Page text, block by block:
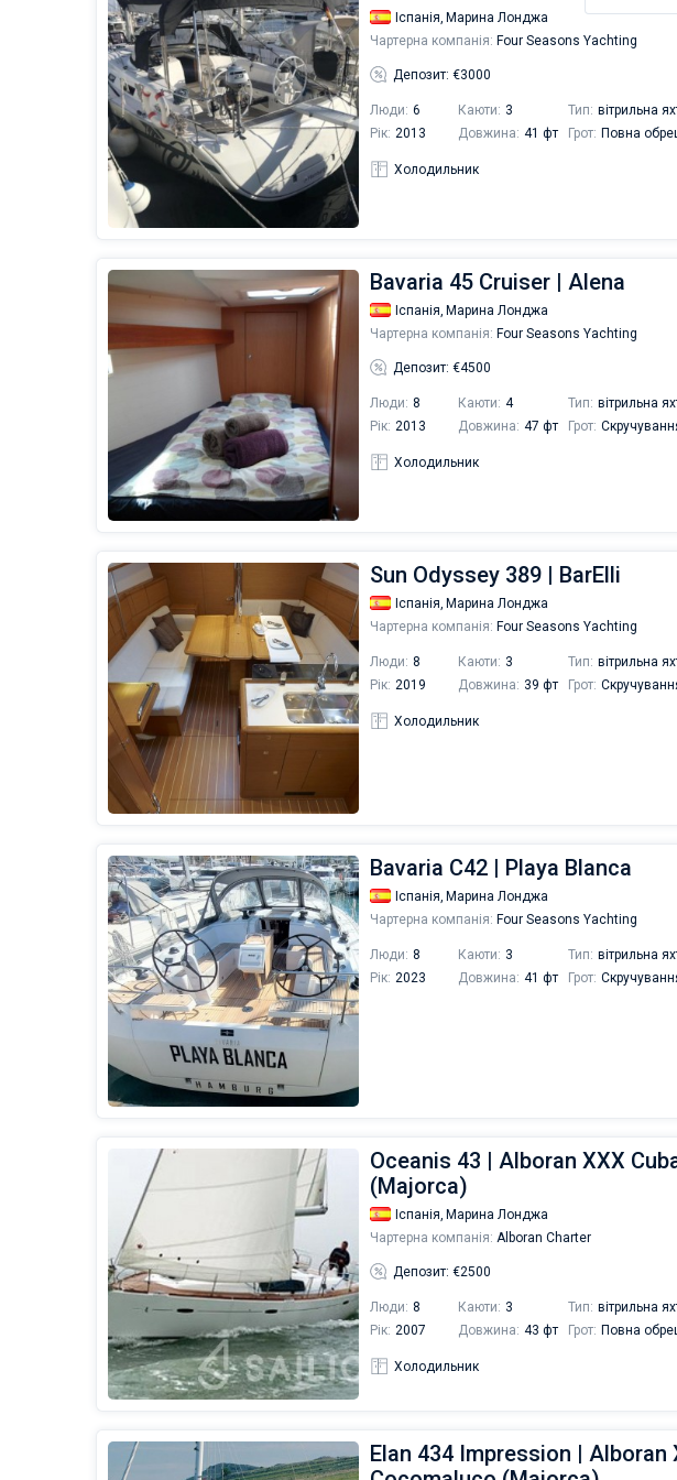
Іспанія, Марина Лонджа
Чартерна компанія: Four Seasons Yachting
Депозит: €3000
Люди: 6 Каюти: 3 Тип: вітрильна
Рік: 2013 Довжина: 41 фт Грот: Повна
Холодильник
Bavaria 45 Cruiser | Alena
Іспанія, Марина Лонджа
Чартерна компанія: Four Seasons Yachting
Депозит: €4500
Люди: 8 Каюти: 4 Тип: вітрильна
Рік: 2013 Довжина: 47 фт Грот:
Холодильник
Sun Odyssey 389 | BarElli
Іспанія, Марина Лонджа
Чартерна компанія: Four Seasons Yachting
Люди: 8 Каюти: 3 Тип: вітрильна
Рік: 2019 Довжина: 39 фт Грот:
Холодильник
Bavaria C42 | Playa Blanca
Іспанія, Марина Лонджа
Чартерна компанія: Four Seasons Yachting
Люди: 8 Каюти: 3 Тип: вітрильна
Рік: 2023 Довжина: 41 фт Грот:
Oceanis 43 | Alboran XXX
(Majorca)
Іспанія, Марина Лонджа
Чартерна компанія: Alboran Charter
Депозит: €2500
Люди: 8 Каюти: 3 Тип: вітрильна
Рік: 2007 Довжина: 43 фт Грот: Повна
Холодильник
Elan 434 Impression | Alboran